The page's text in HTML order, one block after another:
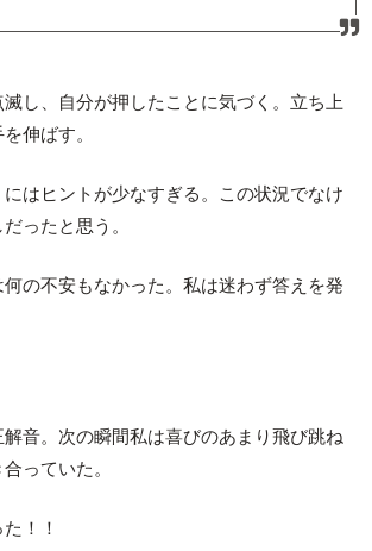
し、自分が押したことに気づく。立ち上
伸ばす。
はヒントが少なすぎる。この状況でなけ
ったと思う。
の不安もなかった。私は迷わず答えを発
音。次の瞬間私は喜びのあまり飛び跳ね
っていた。
！！